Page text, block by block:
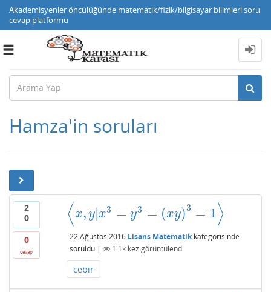
Akademisyenler öncülüğünde matematik/fizik/bilgisayar bilimleri soru
cevap platformu
Toggle
Hamza'in soruları
2
0
0
cevap
⟨x, y|x3 = y3 = (xy)3 = 1⟩
⟨x,y|x 3=y 3=( xy) 3=1 ⟩
22 Ağustos 2016 Lisans Matematikkategorisinde
soruldu | 1.1kkez görüntülendi
cebir